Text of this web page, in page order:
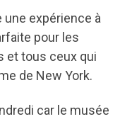
expérience à
pour les
et tous ceux qui
de New York.
car le musée